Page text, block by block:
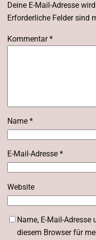
Deine E-Mail-Adresse
Erforderliche Felder sind
Kommentar*
Name*
E-Mail-Adresse*
Website
Name, E-Mail-Adresse
diesem Browser für